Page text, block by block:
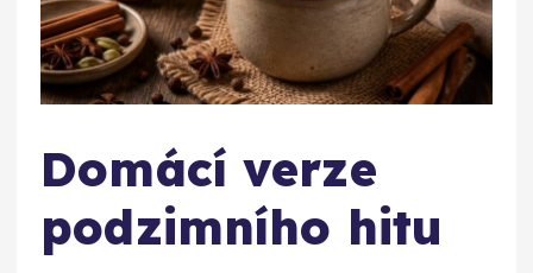
Domácí verze
podzimního hitu